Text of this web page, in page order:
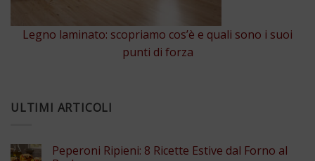
Legno laminato: scopriamo cos’è e quali sono i suoi
punti di forza
ULTIMI ARTICOLI
Peperoni Ripieni: 8 Ricette Estive dal Forno al